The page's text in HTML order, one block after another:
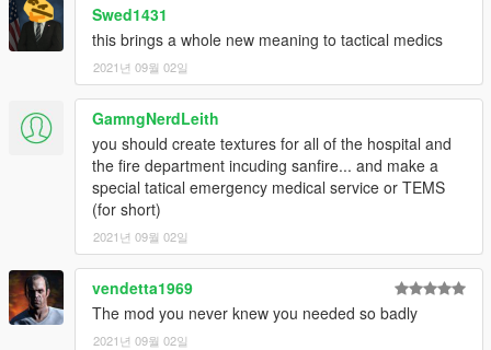
Swed1431
this brings a whole new meaning to tactical medics
2021년 09월 02일
GamngNerdLeith
you should create textures for all of the hospital and
the fire department incuding sanfire... and make a
special tatical emergency medical service or TEMS
(for short)
2021년 09월 02일
vendetta1969
The mod you never knew you needed so badly
2021년 09월 02일